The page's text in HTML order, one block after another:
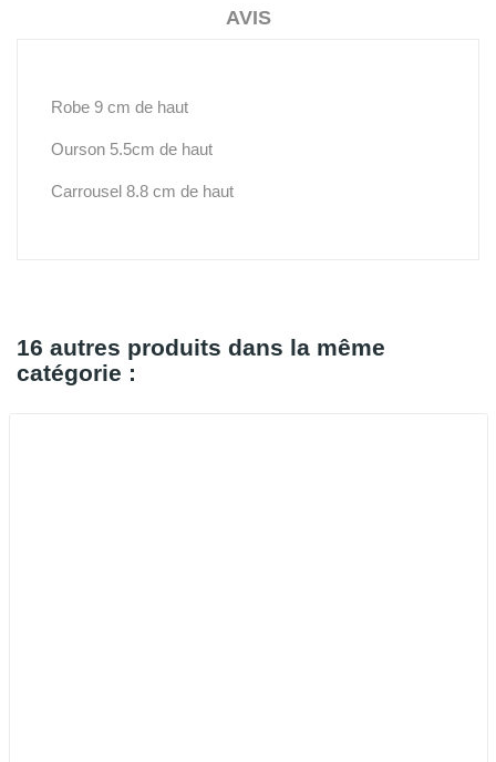
AVIS
Robe 9 cm de haut
Ourson 5.5cm de haut
Carrousel 8.8 cm de haut
16 autres produits dans la même
catégorie :